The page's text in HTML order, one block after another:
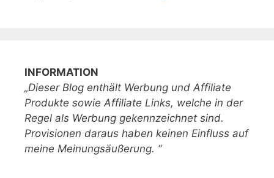
INFORMATION
„Dieser Blog enthält Werbung und Affiliate
Produkte sowie Affiliate Links, welche in der
Regel als Werbung gekennzeichnet sind.
Provisionen daraus haben keinen Einfluss auf
meine Meinungsäußerung. “